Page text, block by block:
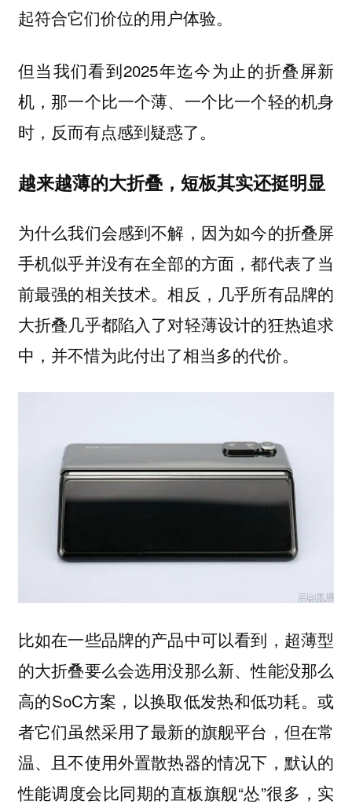
起符合它们价位的用户体验。
但当我们看到2025年迄今为止的折叠屏新
机，那一个比一个薄、一个比一个轻的机身
时，反而有点感到疑惑了。
越来越薄的大折叠，短板其实还挺明显
为什么我们会感到不解，因为如今的折叠屏
手机似乎并没有在全部的方面，都代表了当
前最强的相关技术。相反，几乎所有品牌的
大折叠几乎都陷入了对轻薄设计的狂热追求
中，并不惜为此付出了相当多的代价。
比如在一些品牌的产品中可以看到，超薄型
的大折叠要么会选用没那么新、性能没那么
高的SoC方案，以换取低发热和低功耗。或
者它们虽然采用了最新的旗舰平台，但在常
温、且不使用外置散热器的情况下，默认的
性能调度会比同期的直板旗舰“怂”很多，实